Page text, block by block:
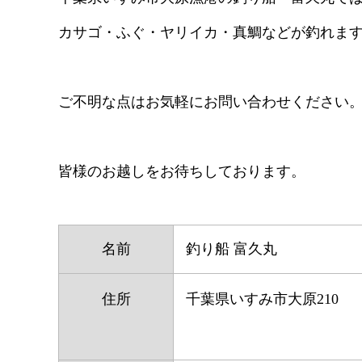
カサゴ・ふぐ・ヤリイカ・真鯛などが釣れま
ご不明な点はお気軽にお問い合わせください
皆様のお越しをお待ちしております。
名前 釣り船 富久丸
住所 千葉県いすみ市大原210